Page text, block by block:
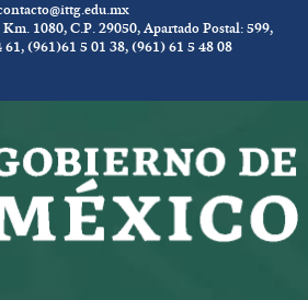
1080, C.P. 29050, Apartado Postal: 599,
61, (961)61 5 01 38, (961) 61 5 48 08